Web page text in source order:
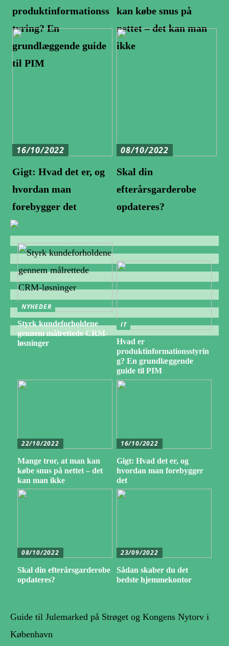
produktinformationss
tyring? En
grundlæggende guide
til PIM
kan købe snus på
nettet – det kan man
ikke
16/10/2022
Gigt: Hvad det er, og
hvordan man
forebygger det
08/10/2022
Skal din
efterårsgarderobe
opdateres?
NYHEDER
Styrk kundeforholdene
gennem målrettede CRM-
løsninger
IT
Hvad er
produktinformationsstyrin
g? En grundlæggende
guide til PIM
22/10/2022
Mange tror, at man kan
købe snus på nettet – det
kan man ikke
16/10/2022
Gigt: Hvad det er, og
hvordan man forebygger
det
08/10/2022
Skal din efterårsgarderobe
opdateres?
23/09/2022
Sådan skaber du det
bedste hjemmekontor
Guide til Julemarked på Strøget og Kongens Nytorv i
København